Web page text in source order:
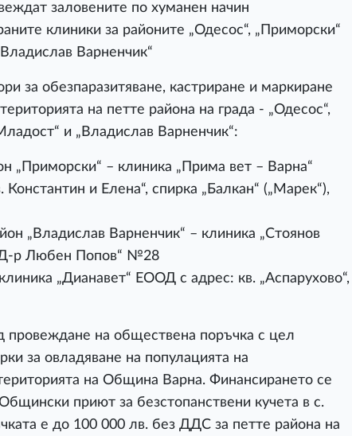
заловените по хуманен начин
клиники за районите „Одесос“, „Приморски“
Варненчик“
за обезпаразитяване, кастриране и маркиране
на петте района на града - „Одесос“,
и „Владислав Варненчик“:
„Приморски“ – клиника „Прима вет – Варна“
и Елена“, спирка „Балкан“ („Марек“),
„Владислав Варненчик“ – клиника „Стоянов
р Любен Попов“ №28
„Дианавет“ ЕООД с адрес: кв. „Аспарухово“,
провеждане на обществена поръчка с цел
за овладяване на популацията на
на Община Варна. Финансирането се
приют за безстопанствени кучета в с.
е до 100 000 лв. без ДДС за петте района на